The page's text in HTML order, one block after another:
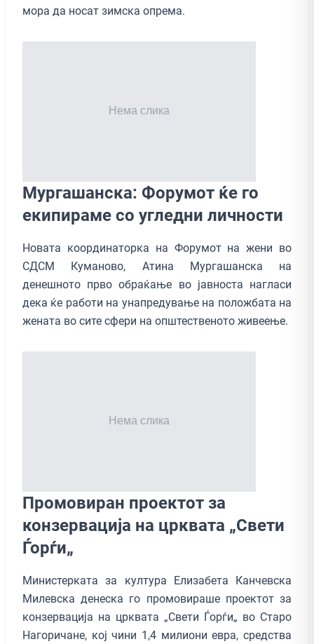
мора да носат зимска опрема.
Мургашанска: Форумот ќе го
екипираме со угледни личности
Новата координаторка на Форумот на жени во
СДСМ Куманово, Атина Мургашанска на
денешното прво обраќање во јавноста нагласи
дека ќе работи на унапредување на положбата на
жената во сите сфери на општественото живеење.
Промовиран проектот за
конзервација на црквата „Свети
Ѓорѓи„
Министерката за култура Елизабета Канчевска
Милевска денеска го промовираше проектот за
конзервација на црквата „Свети Ѓорѓи„ во Старо
Нагоричане, кој чини 1,4 милиони евра, средства